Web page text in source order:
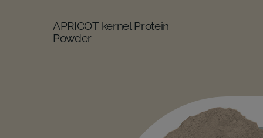
APRICOT kernel Protein
Powder